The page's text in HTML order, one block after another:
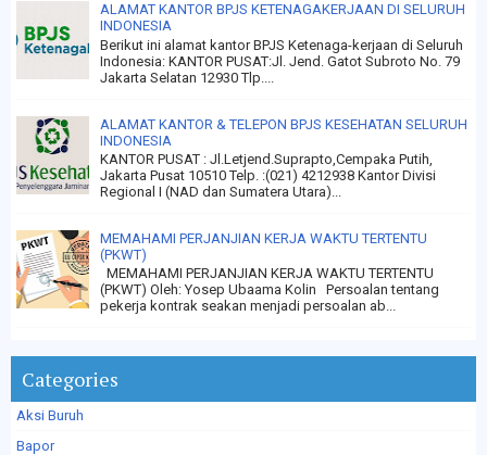
ALAMAT KANTOR BPJS KETENAGAKERJAAN DI SELURUH
INDONESIA
Berikut ini alamat kantor BPJS Ketenaga-kerjaan di Seluruh
Indonesia: KANTOR PUSAT:Jl. Jend. Gatot Subroto No. 79
Jakarta Selatan 12930 Tlp....
ALAMAT KANTOR & TELEPON BPJS KESEHATAN SELURUH
INDONESIA
KANTOR PUSAT : Jl.Letjend.Suprapto,Cempaka Putih,
Jakarta Pusat 10510 Telp. :(021) 4212938 Kantor Divisi
Regional I (NAD dan Sumatera Utara)...
MEMAHAMI PERJANJIAN KERJA WAKTU TERTENTU
(PKWT)
MEMAHAMI PERJANJIAN KERJA WAKTU TERTENTU
(PKWT) Oleh: Yosep Ubaama Kolin Persoalan tentang
pekerja kontrak seakan menjadi persoalan ab...
Categories
Aksi Buruh
Bapor